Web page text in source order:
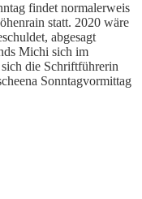
findet normalerweis
statt. 2020 wäre
abgesagt
Michi sich im
die Schriftführerin
Sonntagvormittag